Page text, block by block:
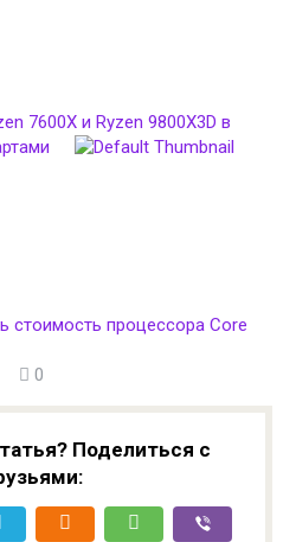
7600X и Ryzen 9800X3D в
стоимость процессора Core
0
Поделиться с